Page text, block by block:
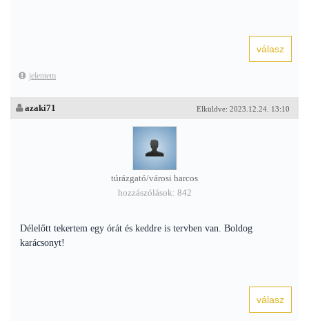
jelentem
Elküldve: 2023.12.24. 13:10
azaki71
túrázgató/városi harcos
hozzászólások: 842
Délelőtt tekertem egy órát és keddre is tervben van. Boldog
karácsonyt!